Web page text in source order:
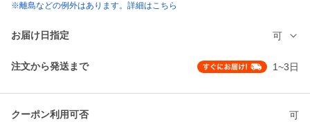
※離島などの例外はあります。詳細はこちら
お届け日指定 可
注文から発送まで 1~3日
クーポン利用可否 可